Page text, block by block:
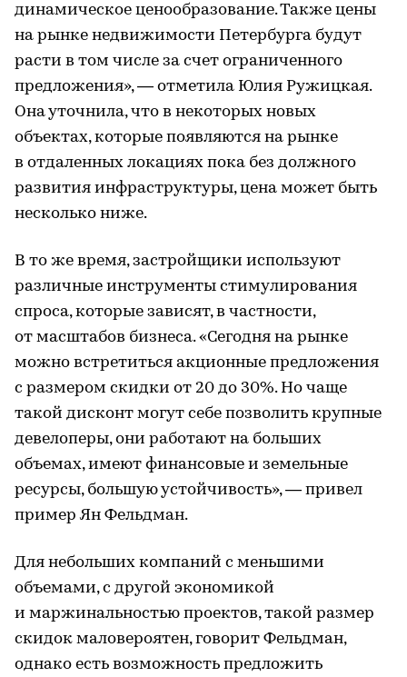
динамическое ценообразование. Также цены
на рынке недвижимости Петербурга будут
расти в том числе за счет ограниченного
предложения», — отметила Юлия Ружицкая.
Она уточнила, что в некоторых новых
объектах, которые появляются на рынке
в отдаленных локациях пока без должного
развития инфраструктуры, цена может быть
несколько ниже.
В то же время, застройщики используют
различные инструменты стимулирования
спроса, которые зависят, в частности,
от масштабов бизнеса. «Сегодня на рынке
можно встретиться акционные предложения
с размером скидки от 20 до 30%. Но чаще
такой дисконт могут себе позволить крупные
девелоперы, они работают на больших
объемах, имеют финансовые и земельные
ресурсы, большую устойчивость», — привел
пример Ян Фельдман.
Для небольших компаний с меньшими
объемами, с другой экономикой
и маржинальностью проектов, такой размер
скидок маловероятен, говорит Фельдман,
однако есть возможность предложить